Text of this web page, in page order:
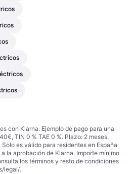
con Klarna. Ejemplo de pago para una
TIN 0 % TAE 0 %. Plazo: 2 meses.
es válido para residentes en España
la aprobación de Klarna. Importe mínimo
los términos y resto de condiciones
legal/.